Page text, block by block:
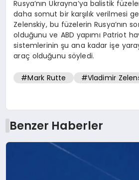
Rusya’nın Ukrayna’ya balistik
daha somut bir karşılık verilmesi
Zelenskiy, bu füzelerin Rusya’nın
olduğunu ve ABD yapımı Patriot
sistemlerinin şu ana kadar işe
araç olduğunu söyledi.
#Mark Rutte #Vladimir
Benzer Haberler